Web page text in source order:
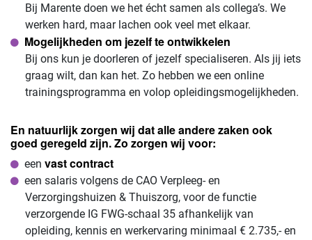
Bij Marente doen we het écht samen als collega’s. We
werken hard, maar lachen ook veel met elkaar.
Mogelijkheden om jezelf te ontwikkelen
Bij ons kun je doorleren of jezelf specialiseren. Als jij iets
graag wilt, dan kan het. Zo hebben we een online
trainingsprogramma en volop opleidingsmogelijkheden.
En natuurlijk zorgen wij dat alle andere zaken ook
goed geregeld zijn. Zo zorgen wij voor:
een vast contract
een salaris volgens de CAO Verpleeg- en
Verzorgingshuizen & Thuiszorg, voor de functie
verzorgende IG FWG-schaal 35 afhankelijk van
opleiding, kennis en werkervaring minimaal € 2.735,- en